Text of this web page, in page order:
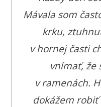
Mávala som
krku,
v hornej časti
vnímať, že
v ramenách.
dokážem